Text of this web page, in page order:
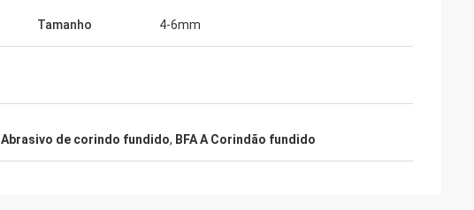
Tamanho 4-6mm
Abrasivo de corindo fundido, BFA A Corindão fundido